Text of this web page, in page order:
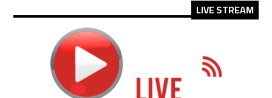
LIVE STREAM